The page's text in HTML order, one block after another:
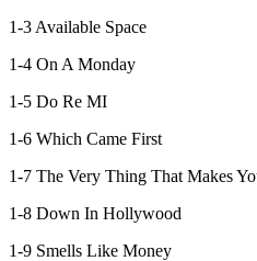
1-3 Available Space
1-4 On A Monday
1-5 Do Re MI
1-6 Which Came First
1-7 The Very Thing That Makes
1-8 Down In Hollywood
1-9 Smells Like Money